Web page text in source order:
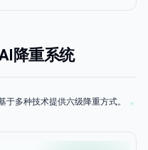
降重系统
多种技术提供六级降重方式。